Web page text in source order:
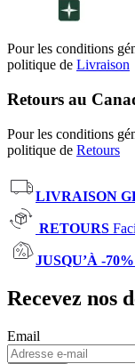
Pour les conditions
politique de Livraison
Retours au
Pour les conditions
politique de Retours
LIVRAISON
RETOURS
JUSQU’À -
Recevez nos
Email